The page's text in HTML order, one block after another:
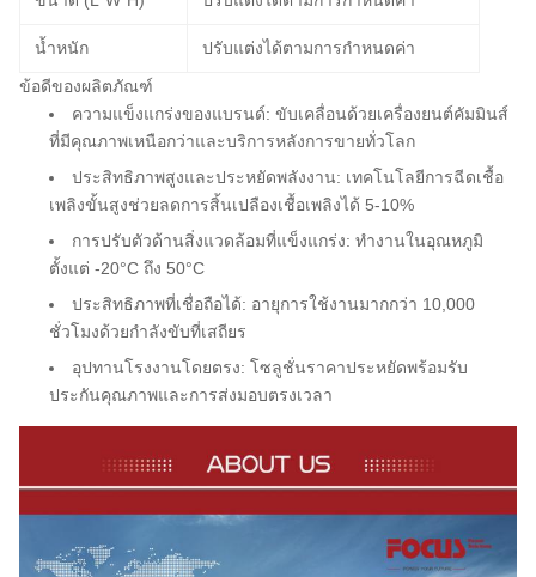
น้ำหนัก
ปรับแต่งได้ตามการกำหนดค่า
ข้อดีของผลิตภัณฑ์
ความแข็งแกร่งของแบรนด์: ขับเคลื่อนด้วยเครื่องยนต์คัมมินส์
ที่มีคุณภาพเหนือกว่าและบริการหลังการขายทั่วโลก
ประสิทธิภาพสูงและประหยัดพลังงาน: เทคโนโลยีการฉีดเชื้อ
เพลิงขั้นสูงช่วยลดการสิ้นเปลืองเชื้อเพลิงได้ 5-10%
การปรับตัวด้านสิ่งแวดล้อมที่แข็งแกร่ง: ทำงานในอุณหภูมิ
ตั้งแต่ -20°C ถึง 50°C
ประสิทธิภาพที่เชื่อถือได้: อายุการใช้งานมากกว่า 10,000
ชั่วโมงด้วยกำลังขับที่เสถียร
อุปทานโรงงานโดยตรง: โซลูชั่นราคาประหยัดพร้อมรับ
ประกันคุณภาพและการส่งมอบตรงเวลา